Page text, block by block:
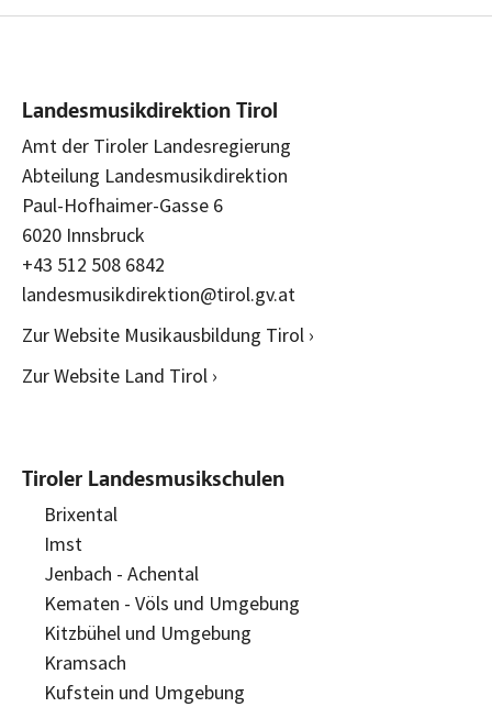
Landesmusikdirektion Tirol
Amt der Tiroler Landesregierung
Abteilung Landesmusikdirektion
Paul-Hofhaimer-Gasse 6
6020 Innsbruck
+43 512 508 6842
landesmusikdirektion@tirol.gv.at
Zur Website Musikausbildung Tirol ›
Zur Website Land Tirol ›
Tiroler Landesmusikschulen
Brixental
Imst
Jenbach - Achental
Kematen - Völs und Umgebung
Kitzbühel und Umgebung
Kramsach
Kufstein und Umgebung